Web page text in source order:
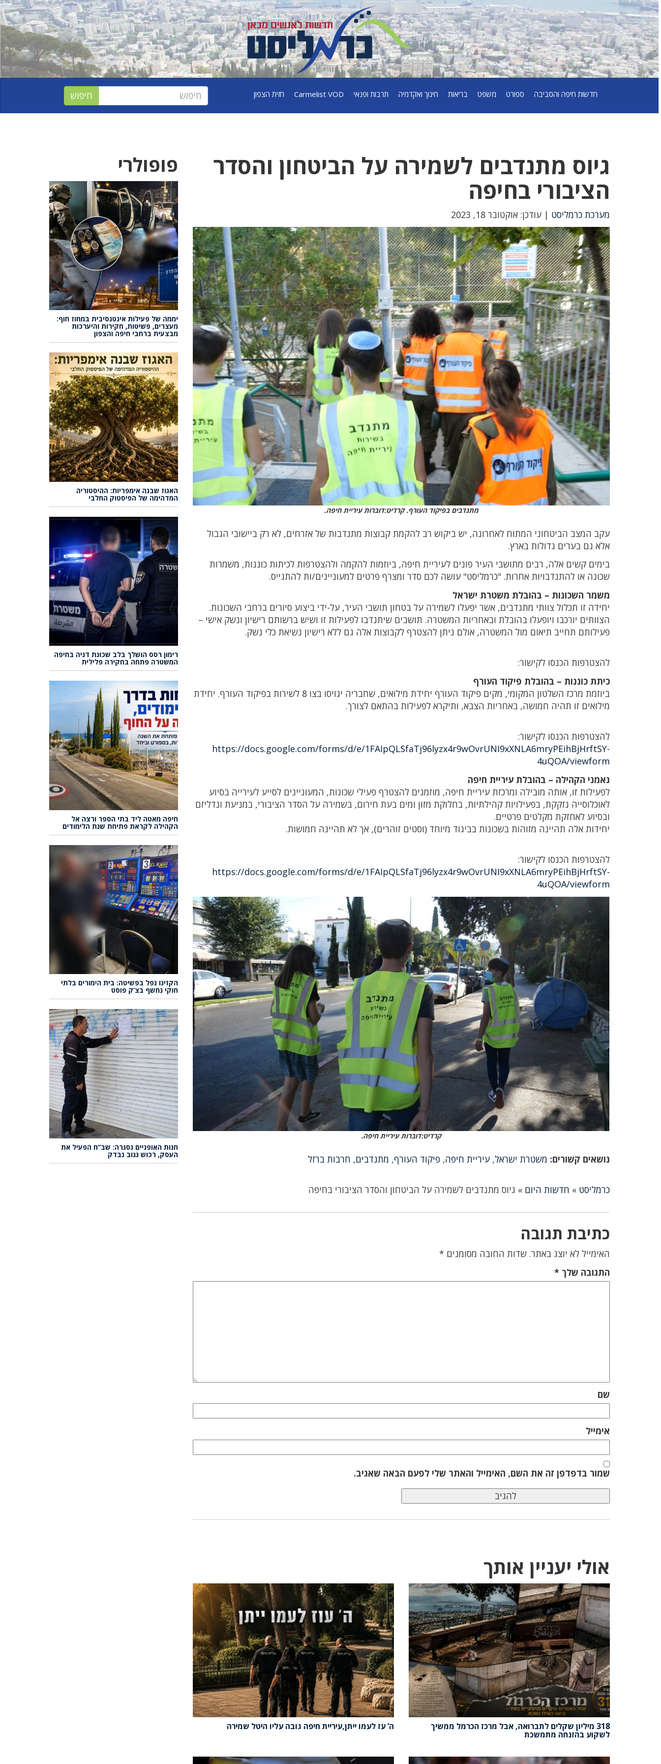
חדשות חיפה והסביבה ספורט משפט בריאות חינוך ואקדמיה תרבות ופנאי Carmelist VOD חזית הצפון
גיוס מתנדבים לשמירה על הביטחון והסדר
הציבורי בחיפה
מערכת כרמליסט | עודכן: אוקטובר 18, 2023
מתנדבים בפיקוד העורף. קרדיט:דוברות עיריית חיפה.
עקב המצב הביטחוני המתוח לאחרונה, יש ביקוש רב להקמת קבוצות מתנדבות של אזרחים, לא רק ביישובי הגבול
אלא גם בערים גדולות בארץ.
בימים קשים אלה, רבים מתושבי העיר פונים לעיריית חיפה, ביוזמות להקמה ולהצטרפות לכיתות כוננות, משמרות
שכונה או להתנדבויות אחרות. "כרמליסט" עושה לכם סדר ומצרף פרטים למעוניינים/ות להתגייס.
משמר השכונות – בהובלת משטרת ישראל
יחידה זו תכלול צוותי מתנדבים, אשר יפעלו לשמירה על בטחון תושבי העיר, על-ידי ביצוע סיורים ברחבי השכונות.
הצוותים יורכבו ויופעלו בהובלת ובאחריות המשטרה. תושבים שיתנדבו לפעילות זו ושיש ברשותם רישיון ונשק אישי –
פעילותם תחייב תיאום מול המשטרה, אולם ניתן להצטרף לקבוצות אלה גם ללא רישיון נשיאת כלי נשק.
להצטרפות הכנסו לקישור:
כיתת כוננות – בהובלת פיקוד העורף
ביוזמת מרכז השלטון המקומי, מקים פיקוד העורף יחידת מילואים, שחבריה יגויסו בצו 8 לשירות בפיקוד העורף. יחידת
מילואים זו תהיה חמושה, באחריות הצבא, ותיקרא לפעילות בהתאם לצורך.
להצטרפות הכנסו לקישור:
https://docs.google.com/forms/d/e/1FAIpQLSfaTj96lyzx4r9wOvrUNI9xXNLA6mryPEihBjHrftSY-
4uQOA/viewform
נאמני הקהילה – בהובלת עיריית חיפה
לפעילות זו, אותה מובילה ומרכזת עיריית חיפה, מוזמנים להצטרף פעילי שכונות, המעוניינים לסייע לעירייה בסיוע
לאוכלוסייה נזקקת, בפעילויות קהילתיות, בחלוקת מזון ומים בעת חירום, בשמירה על הסדר הציבורי, במניעת ונדליזם
ובסיוע לאחזקת מקלטים פרטיים.
יחידות אלה תהיינה מזוהות בשכונות בביגוד מיוחד (וסטים זוהרים), אך לא תהיינה חמושות.
להצטרפות הכנסו לקישור:
https://docs.google.com/forms/d/e/1FAIpQLSfaTj96lyzx4r9wOvrUNI9xXNLA6mryPEihBjHrftSY-
4uQOA/viewform
קרדיט:דוברות עיריית חיפה.
נושאים קשורים: משטרת ישראל,עיריית חיפה,פיקוד העורף, מתנדבים, חרבות ברזל
כרמליסט » חדשות היום » גיוס מתנדבים לשמירה על הביטחון והסדר הציבורי בחיפה
כתיבת תגובה
האימייל לא יוצג באתר. שדות החובה מסומנים *
התגובה שלך*
שם
אימייל
שמור בדפדפן זה את השם, האימייל והאתר שלי לפעם הבאה שאגיב.
פופולרי
יממה של פעילות אינטנסיבית במחוז חוף:
מעצרים, פשיטות, חקירות והיערכות
מבצעית ברחבי חיפה והצפון
האגוז שבנה אימפריות: ההיסטוריה
המדהימה של הפיסטוק החלבי
רימון רסס הושלך בלב שכונת דניה בחיפה
המשטרה פתחה בחקירה פלילית
חיפה מאטה ליד בתי הספר ורצה אל
הקהילה לקראת פתיחת שנת הלימודים
הקזינו נפל בפשיטה: בית הימורים בלתי
חוקי נחשף בצ’ק פוסט
חנות האופניים נסגרה: שב”ח הפעיל את
העסק, רכוש גנוב נבדק
אולי יעניין אותך
318 מיליון שקלים לתברואה, אבל מרכז הכרמל ממשיך
לשקוע בהזנחה מתמשכת
ה’ עֹז לעמו ייתן,עיריית חיפה גובה עליו היטל שמירה